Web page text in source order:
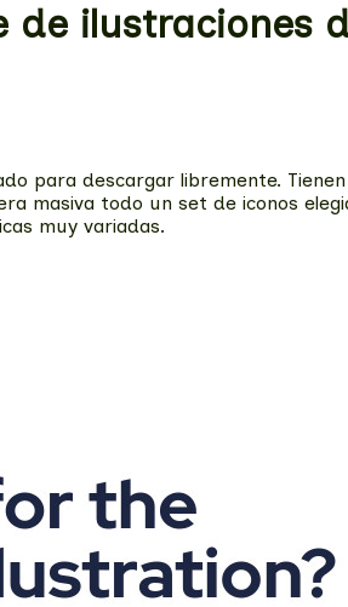
de ilustraciones
para descargar libremente.
masiva todo un set de iconos
muy variadas.